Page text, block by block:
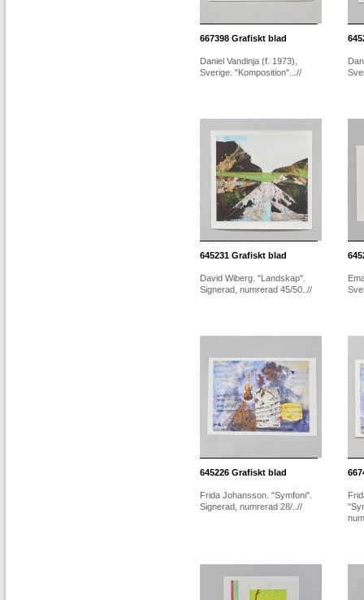
667398 Grafiskt blad
Daniel Vandinja (f. 1973),
Sverige. "Komposition"...//
645231 Grafiskt blad
David Wiberg. "Landskap".
Signerad, numrerad 45/50..//
645226 Grafiskt blad
Frida Johansson. "Symfoni".
Signerad, numrerad 28/..//